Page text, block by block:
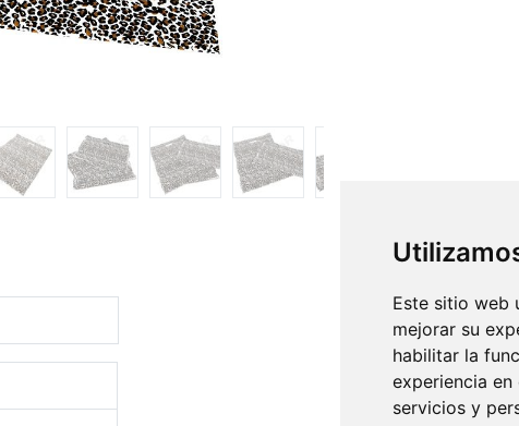
Este sitio web
mejorar su
habilitar la
experiencia
servicios y